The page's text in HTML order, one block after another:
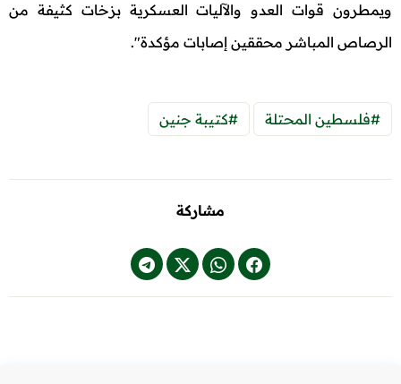
ويمطرون قوات العدو والآليات العسكرية بزخات كثيفة من
الرصاص المباشر محققين إصابات مؤكدة".
#فلسطين المحتلة #كتيبة جنين
مشاركة